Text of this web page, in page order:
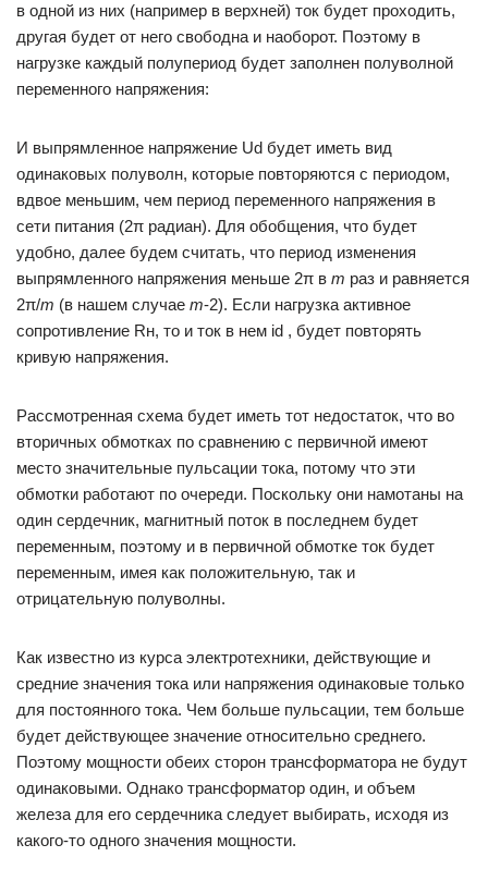
в одной из них (например в верхней) ток будет проходить,
другая будет от него свободна и наоборот. Поэтому в
нагрузке каждый полупериод будет заполнен полуволной
переменного напряжения:
И выпрямленное напряжение Ud будет иметь вид
одинаковых полуволн, которые повторяются с периодом,
вдвое меньшим, чем период переменного напряжения в
сети питания (2π радиан). Для обобщения, что будет
удобно, далее будем считать, что период изменения
выпрямленного напряжения меньше 2π в m раз и равняется
2π/m (в нашем случае m-2). Если нагрузка активное
сопротивление Rн, то и ток в нем id , будет повторять
кривую напряжения.
Рассмотренная схема будет иметь тот недостаток, что во
вторичных обмотках по сравнению с первичной имеют
место значительные пульсации тока, потому что эти
обмотки работают по очереди. Поскольку они намотаны на
один сердечник, магнитный поток в последнем будет
переменным, поэтому и в первичной обмотке ток будет
переменным, имея как положительную, так и
отрицательную полуволны.
Как известно из курса электротехники, действующие и
средние значения тока или напряжения одинаковые только
для постоянного тока. Чем больше пульсации, тем больше
будет действующее значение относительно среднего.
Поэтому мощности обеих сторон трансформатора не будут
одинаковыми. Однако трансформатор один, и объем
железа для его сердечника следует выбирать, исходя из
какого-то одного значения мощности.